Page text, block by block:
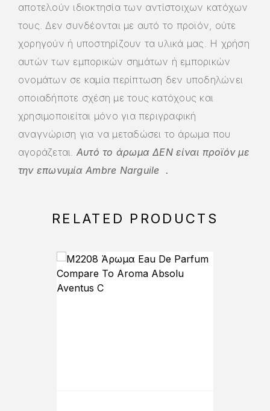
αποτελούν ιδιοκτησία των αντίστοιχων κατόχων
τους. Δεν συνδέονται με αυτό το προϊόν, ούτε
χορηγούν ή υποστηρίζουν τα υλικά μας. Η χρήση
αυτών των εμπορικών σημάτων ή εμπορικών
ονομάτων σε καμία περίπτωση δεν υποδηλώνει
οποιαδήποτε σχέση με τους κατόχους και
χρησιμοποιείται μόνο για περιγραφική
αναγνώριση για να μεταδώσει το άρωμα που
αγοράζεται. Αυτό το άρωμα ΔΕΝ είναι προϊόν με
την επωνυμία Ambre Narguile .
RELATED PRODUCTS